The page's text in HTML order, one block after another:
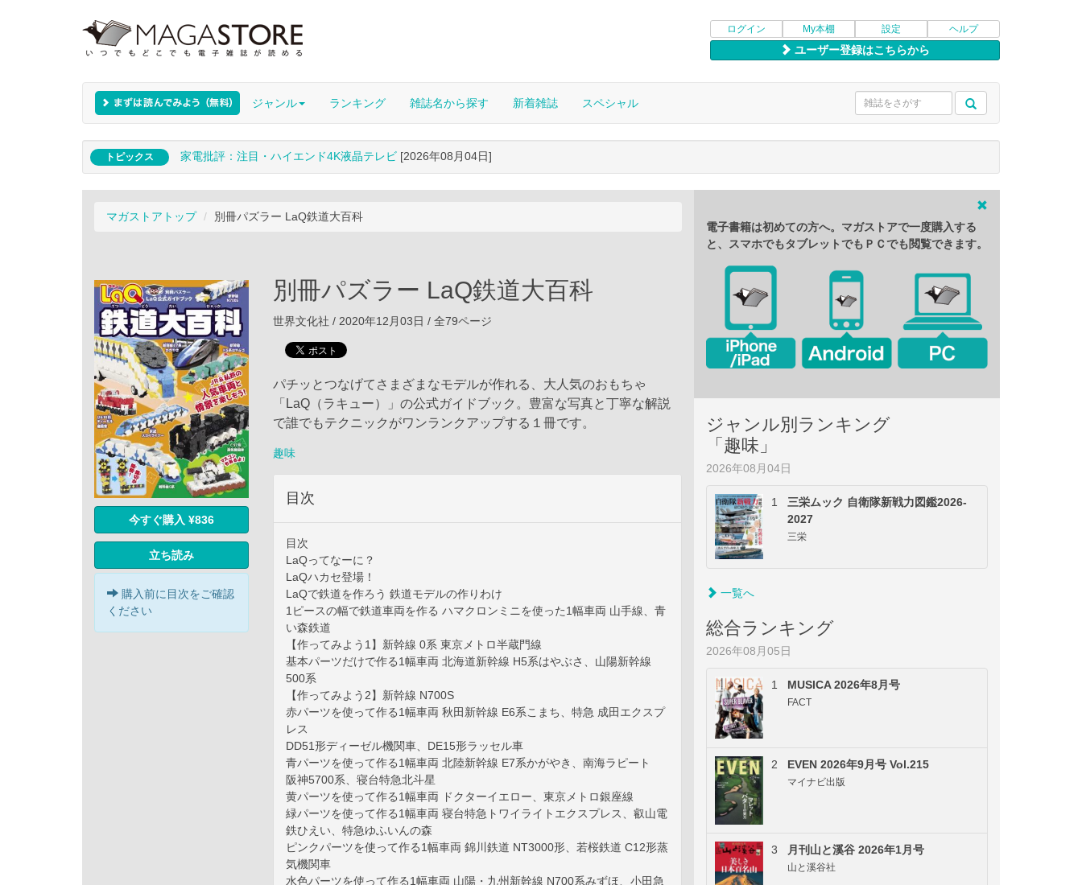
ログイン My本棚 設定 ヘルプ
ユーザー登録はこちらから
ジャンル ランキング 雑誌名から探す 新着雑誌 スペシャル
トピックス 家電批評：注目・ハイエンド4K液晶テレビ [2026年08月04日]
マガストアトップ 別冊パズラー LaQ鉄道大百科
今すぐ購入 ¥836
立ち読み
購入前に目次をご確認
ください
別冊パズラー LaQ鉄道大百科
世界文化社 / 2020年12月03日 / 全79ページ
パチッとつなげてさまざまなモデルが作れる、大人気のおもちゃ
「LaQ（ラキュー）」の公式ガイドブック。豊富な写真と丁寧な解説
で誰でもテクニックがワンランクアップする１冊です。
趣味
目次
目次
LaQってなーに？
LaQハカセ登場！
LaQで鉄道を作ろう 鉄道モデルの作りわけ
1ピースの幅で鉄道車両を作る ハマクロンミニを使った1幅車両 山手線、青
い森鉄道
【作ってみよう1】新幹線 0系 東京メトロ半蔵門線
基本パーツだけで作る1幅車両 北海道新幹線 H5系はやぶさ、山陽新幹線
500系
【作ってみよう2】新幹線 N700S
赤パーツを使って作る1幅車両 秋田新幹線 E6系こまち、特急 成田エクスプ
レス
DD51形ディーゼル機関車、DE15形ラッセル車
青パーツを使って作る1幅車両 北陸新幹線 E7系かがやき、南海ラピート
阪神5700系、寝台特急北斗星
黄パーツを使って作る1幅車両 ドクターイエロー、東京メトロ銀座線
緑パーツを使って作る1幅車両 寝台特急トワイライトエクスプレス、叡山電
鉄ひえい、特急ゆふいんの森
ピンクパーツを使って作る1幅車両 錦川鉄道 NT3000形、若桜鉄道 C12形蒸
気機関車
水色パーツを使って作る1幅車両 山陽・九州新幹線 N700系みずほ、小田急
電子書籍は初めての方へ。マガストアで一度購入する
と、スマホでもタブレットでもＰＣでも閲覧できます。
ジャンル別ランキング
「趣味」
2026年08月04日
1
三栄ムック 自衛隊新戦力図鑑2026-
2027
三栄
一覧へ
総合ランキング
2026年08月05日
1 MUSICA 2026年8月号
FACT
2 EVEN 2026年9月号 Vol.215
マイナビ出版
3 月刊山と溪谷 2026年1月号
山と溪谷社